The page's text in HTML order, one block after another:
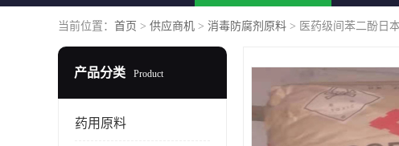
当前位置： 首页 > 供应商机 > 消毒防腐剂原料 > 医药级间苯二酚日
产品分类 Product
药用原料